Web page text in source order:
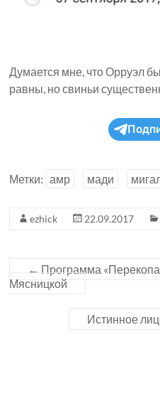
Думается мне, что Орруэл
равны, но свиньи
Метки: амр мади
ezhick 22.09.2017
← Программа
Мясницкой
Истинное